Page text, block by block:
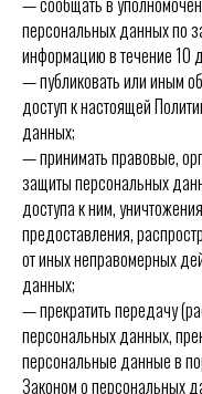
персональных данных по
информацию в течение 10
— публиковать или иным
доступ к настоящей
данных;
— принимать правовые,
защиты персональных
доступа к ним,
предоставления,
от иных неправомерных
данных;
— прекратить передачу
персональных данных,
персональные данные в
Законом о персональных